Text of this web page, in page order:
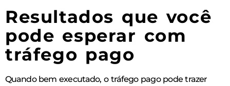
Resultados que você
pode esperar com
tráfego pago
Quando bem executado, o tráfego pago pode trazer